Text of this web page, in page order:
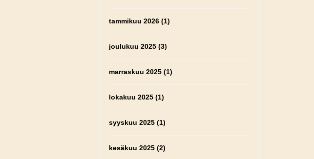
tammikuu 2026 (1)
joulukuu 2025 (3)
marraskuu 2025 (1)
lokakuu 2025 (1)
syyskuu 2025 (1)
kesäkuu 2025 (2)